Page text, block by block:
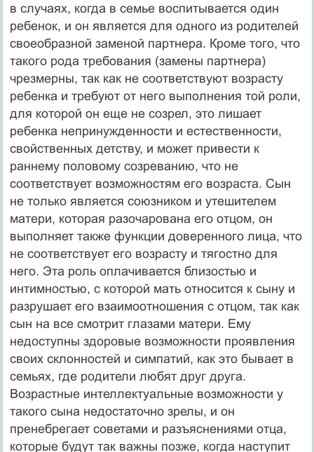
в случаях, когда в семье воспитывается один
ребенок, и он является для одного из родителей
своеобразной заменой партнера. Кроме того, что
такого рода требования (замены партнера)
чрезмерны, так как не соответствуют возрасту
ребенка и требуют от него выполнения той роли,
для которой он еще не созрел, это лишает
ребенка непринужденности и естественности,
свойственных детству, и может привести к
раннему половому созреванию, что не
соответствует возможностям его возраста. Сын
не только является союзником и утешителем
матери, которая разочарована его отцом, он
выполняет также функции доверенного лица, что
не соответствует его возрасту и тягостно для
него. Эта роль оплачивается близостью и
интимностью, с которой мать относится к сыну и
разрушает его взаимоотношения с отцом, так как
сын на все смотрит глазами матери. Ему
недоступны здоровые возможности проявления
своих склонностей и симпатий, как это бывает в
семьях, где родители любят друг друга.
Возрастные интеллектуальные возможности у
такого сына недостаточно зрелы, и он
пренебрегает советами и разъяснениями отца,
которые будут так важны позже, когда наступит